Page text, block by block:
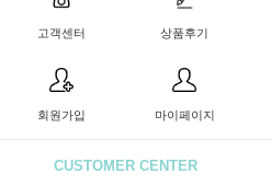
고객센터 상품후기
회원가입 마이페이지
CUSTOMER CENTER